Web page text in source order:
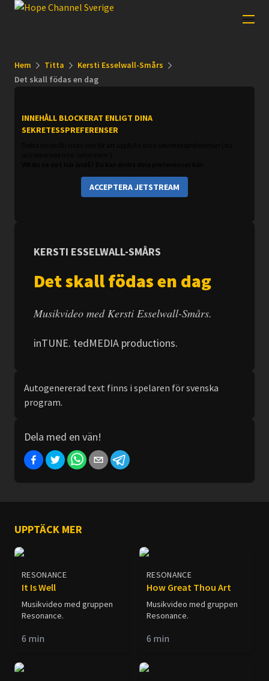
Hem Titta
Kersti Esselwall-Smårs
Det skall födas en dag
INNEHÅLL BLOCKERAT ENLIGT DINA
SEKRETESSPREFERENSER
ACCEPTERA JETSTREAM
KERSTI ESSELWALL-SMÅRS
Det skall födas en dag
Musikvideo med Kersti Esselwall-Smårs.
inTUNE. tedMEDIA productions.
Autogenererad text finns i spelaren för svenska
program.
Dela med en vän!
UPPTÄCK MER
RESONANCE
It Is Well
Musikvideo med gruppen
Resonance.
6 min
RESONANCE
How Great Thou Art
Musikvideo med gruppen
Resonance.
6 min